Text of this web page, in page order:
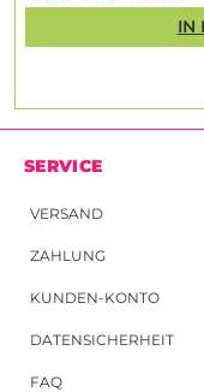
IN
SERVICE
VERSAND
ZAHLUNG
KUNDEN-KONTO
DATENSICHERHEIT
FAQ